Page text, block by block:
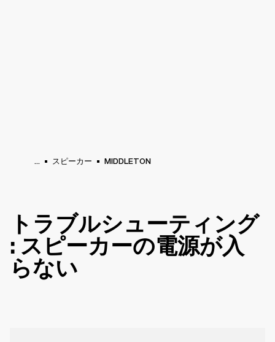
... スピーカー MIDDLETON
トラブルシューティング
: スピーカーの電源が入
らない